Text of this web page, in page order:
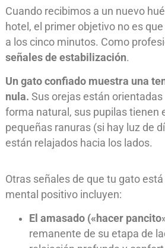
Cuando recibimos a un nuevo
hotel, el primer objetivo no es
a los cinco minutos. Como
señales de estabilización.
Un gato confiado muestra una
nula. Sus orejas están
forma natural, sus pupilas tienen
pequeñas ranuras (si hay luz de
están relajados hacia los lados.
Otras señales de que tu gato
mental positivo incluyen:
El amasado («hacer
remanente de su etapa de